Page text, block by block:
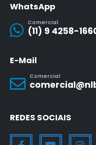
WhatsApp
Comercial
(11) 9 4258-
E-Mail
Comercial
REDES SOCIAIS